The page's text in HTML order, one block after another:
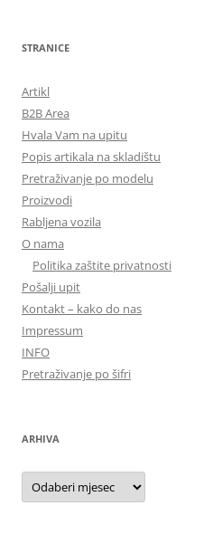
STRANICE
Artikl
B2B Area
Hvala Vam na upitu
Popis artikala na skladištu
Pretraživanje po modelu
Proizvodi
Rabljena vozila
O nama
Politika zaštite privatnosti
Pošalji upit
Kontakt – kako do nas
Impressum
INFO
Pretraživanje po šifri
ARHIVA
Arhiva